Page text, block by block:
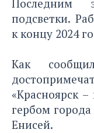
Последним
подсветки.
к концу 2024
Как
«Красноярск
гербом
Енисей.